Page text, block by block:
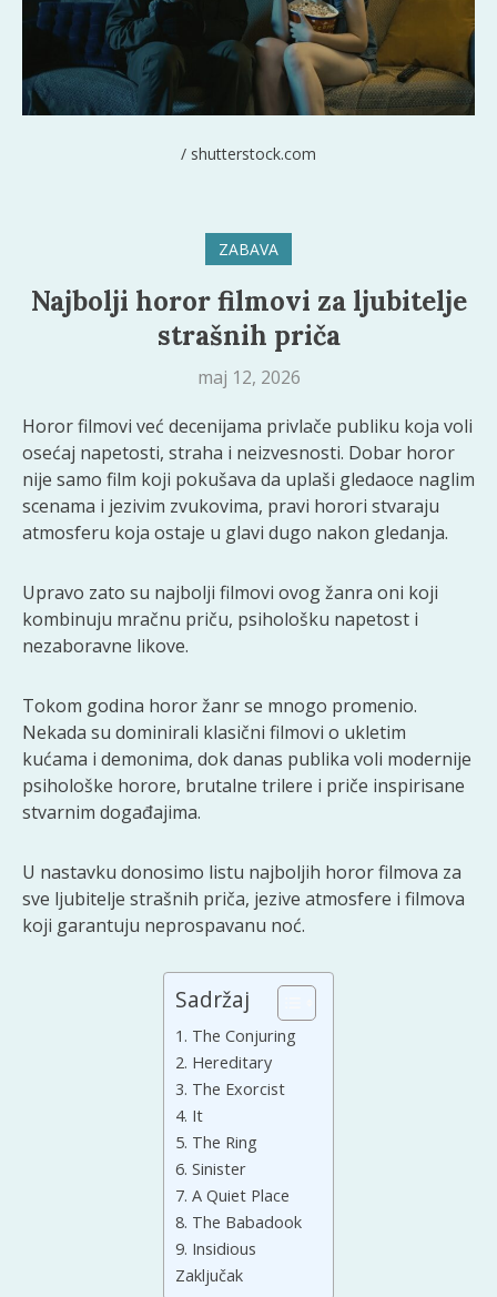
/ shutterstock.com
ZABAVA
Najbolji horor filmovi za ljubitelje
strašnih priča
maj 12, 2026
Horor filmovi već decenijama privlače publiku koja voli
osećaj napetosti, straha i neizvesnosti. Dobar horor
nije samo film koji pokušava da uplaši gledaoce naglim
scenama i jezivim zvukovima, pravi horori stvaraju
atmosferu koja ostaje u glavi dugo nakon gledanja.
Upravo zato su najbolji filmovi ovog žanra oni koji
kombinuju mračnu priču, psihološku napetost i
nezaboravne likove.
Tokom godina horor žanr se mnogo promenio.
Nekada su dominirali klasični filmovi o ukletim
kućama i demonima, dok danas publika voli modernije
psihološke horore, brutalne trilere i priče inspirisane
stvarnim događajima.
U nastavku donosimo listu najboljih horor filmova za
sve ljubitelje strašnih priča, jezive atmosfere i filmova
koji garantuju neprospavanu noć.
Sadržaj
1. The Conjuring
2. Hereditary
3. The Exorcist
4. It
5. The Ring
6. Sinister
7. A Quiet Place
8. The Babadook
9. Insidious
Zaključak